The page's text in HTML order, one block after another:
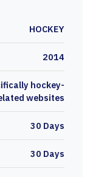
HOCKEY
2014
hockey-
websites
30 Days
30 Days